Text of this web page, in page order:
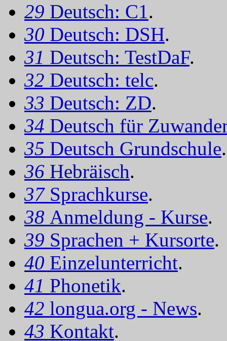
29 Deutsch: C1.
30 Deutsch: DSH.
31 Deutsch: TestDaF.
32 Deutsch: telc.
33 Deutsch: ZD.
34 Deutsch für
35 Deutsch Grundschule.
36 Hebräisch.
37 Sprachkurse.
38 Anmeldung - Kurse.
39 Sprachen + Kursorte.
40 Einzelunterricht.
41 Phonetik.
42 longua.org - News.
43 Kontakt.